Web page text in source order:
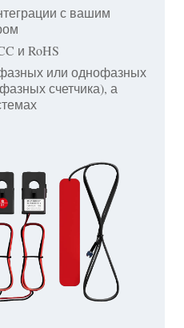
с вашим
и RoHS
или однофазных
счетчика), а